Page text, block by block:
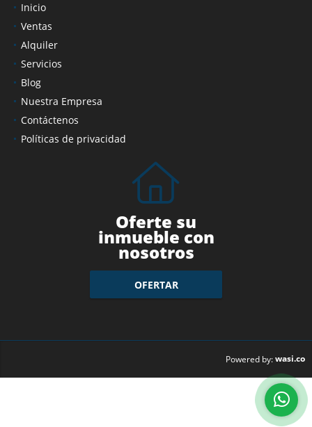
Inicio
Ventas
Alquiler
Servicios
Blog
Nuestra Empresa
Contáctenos
Políticas de privacidad
Oferte su
inmueble con
nosotros
OFERTAR
Powered by:wasi.co